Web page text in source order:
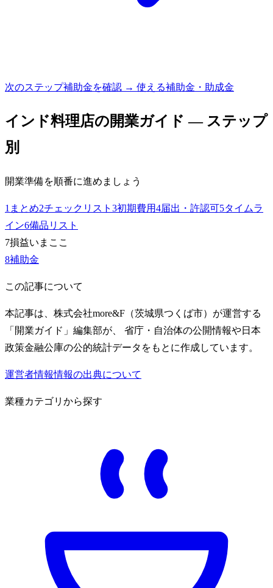
次のステップ補助金を確認 → 使える補助金・助成金
インド料理店の開業ガイド — ステップ
別
開業準備を順番に進めましょう
1 まとめ2チェックリスト 3初期費用4届出・許認可5タイムラ
イン6備品リスト
7損益いまここ
8補助金
この記事について
本記事は、株式会社more&F（茨城県つくば市）が運営する
「開業ガイド」編集部が、 省庁・自治体の公開情報や日本
政策金融公庫の公的統計データをもとに作成しています。
運営者情報情報の出典について
業種カテゴリから探す